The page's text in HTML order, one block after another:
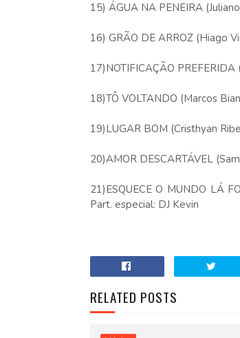
15) ÁGUA NA PENEIRA
16) GRÃO DE ARROZ (Hiago
17)NOTIFICAÇÃO
18)TÔ VOLTANDO (Marcos
19)LUGAR BOM (Cristhyan
20)AMOR DESCARTÁVEL
21)ESQUECE O MUNDO LÁ
Part. especial: DJ Kevin
RELATED POSTS